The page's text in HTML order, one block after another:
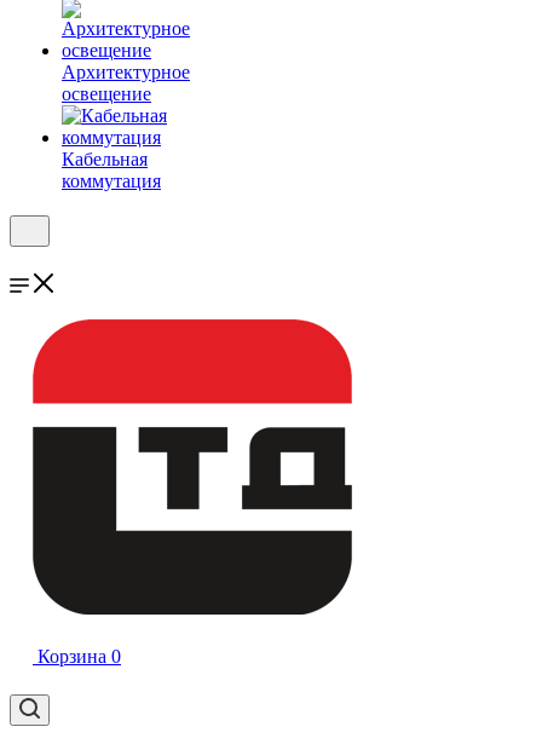
Архитектурное
освещение
Кабельная
коммутация
Корзина 0